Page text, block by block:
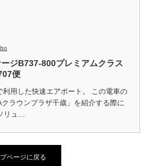
ジB737-800プレミアムクラス
便
用した快速エアポート。 この電車の
ラウンプラザ千歳」を紹介する際に
リュ…
プページに戻る